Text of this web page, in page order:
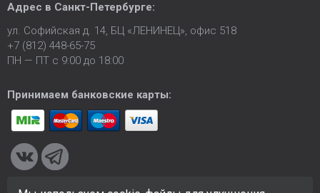
Адрес в Санкт-Петербурге:
ул. Софийская д. 14, БЦ «ЛЕНИНЕЦ», офис 518
+7 (812) 448-65-75
ПН — ПТ с 9:00 до 18:00
Принимаем банковские карты: